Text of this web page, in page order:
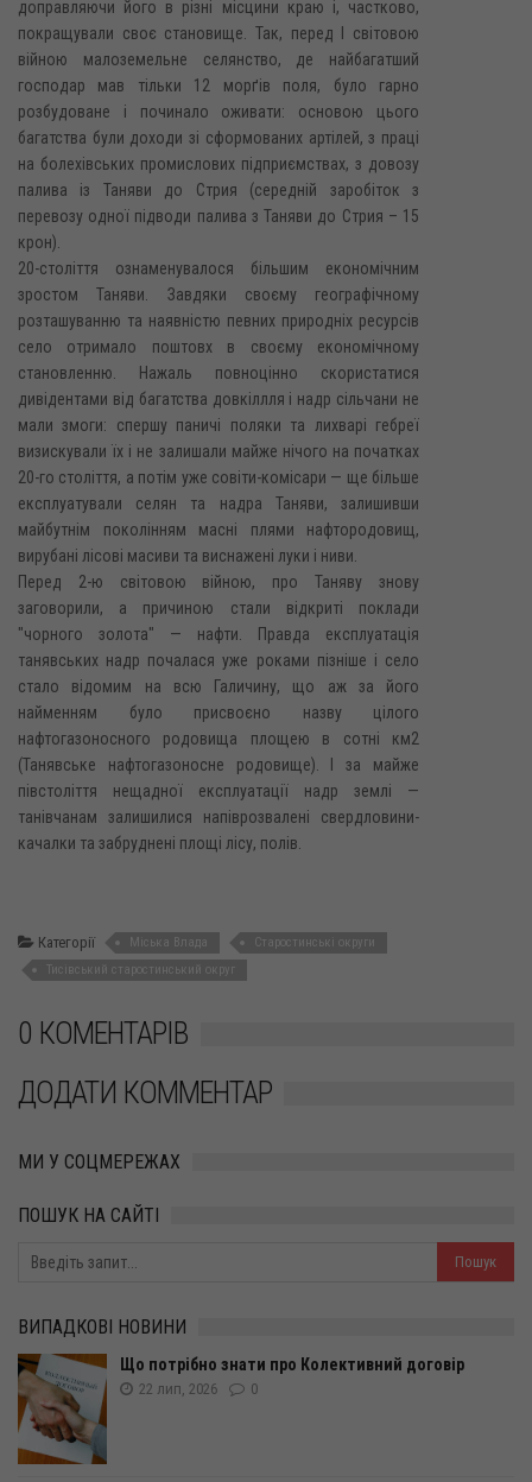
доправляючи його в різні місцини краю і, частково,
покращували своє становище. Так, перед І світовою
війною малоземельне селянство, де найбагатший
господар мав тільки 12 морґів поля, було гарно
розбудоване і починало оживати: основою цього
багатства були доходи зі сформованих артілей, з праці
на болехівських промислових підприємствах, з довозу
палива із Таняви до Стрия (середній заробіток з
перевозу одної підводи палива з Таняви до Стрия – 15
крон).
20-століття ознаменувалося більшим економічним
зростом Таняви. Завдяки своєму географічному
розташуванню та наявністю певних природніх ресурсів
село отримало поштовх в своєму економічному
становленню. Нажаль повноцінно скористатися
дивідентами від багатства довкіллля і надр сільчани не
мали змоги: спершу паничі поляки та лихварі гебреї
визискували їх і не залишали майже нічого на початках
20-го століття, а потім уже совіти-комісари — ще більше
експлуатували селян та надра Таняви, залишивши
майбутнім поколінням масні плями нафтородовищ,
вирубані лісові масиви та виснажені луки і ниви.
Перед 2-ю світовою війною, про Таняву знову
заговорили, а причиною стали відкриті поклади
"чорного золота" — нафти. Правда експлуатація
танявських надр почалася уже роками пізніше і село
стало відомим на всю Галичину, що аж за його
найменням було присвоєно назву цілого
нафтогазоносного родовища площею в сотні км2
(Танявське нафтогазоносне родовище). І за майже
півстоліття нещадної експлуатації надр землі —
танівчанам залишилися напіврозвалені свердловини-
качалки та забруднені площі лісу, полів.
Категорії Міська Влада
Старостинські округи
Тисівський старостинський округ
0 КОМЕНТАРІВ
ДОДАТИ КОММЕНТАР
МИ У СОЦМЕРЕЖАХ
ПОШУК НА САЙТІ
ВИПАДКОВІ НОВИНИ
Що потрібно знати про Колективний договір
22 лип, 2026 0